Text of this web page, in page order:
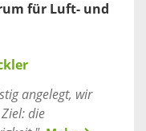
für Luft- und
angelegt, wir
die